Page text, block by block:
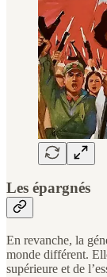
Les épargnés
En revanche, la
monde différent.
supérieure et de